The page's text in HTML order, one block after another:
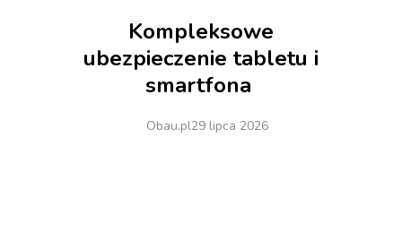
Kompleksowe
ubezpieczenie tabletu i
smartfona
Obau.pl29 lipca 2026